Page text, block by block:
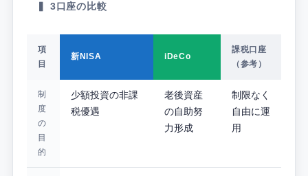
▍ 3口座の比較
項
目
新NISA iDeCo
課税口座
（参考）
制
度
の
目
的
少額投資の非課
税優遇
老後資産
の自助努
力形成
制限なく
自由に運
用